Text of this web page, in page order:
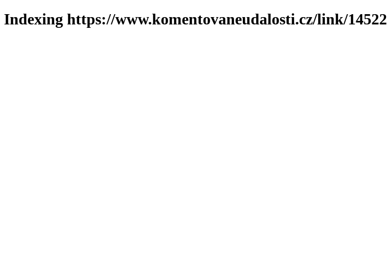
Indexing https://www.komentovaneudalosti.cz/link/14522